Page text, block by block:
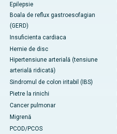
Epilepsie
Boala de reflux gastroesofagian
(GERD)
Insuficienta cardiaca
Hernie de disc
Hipertensiune arterială (tensiune
arterială ridicată)
Sindromul de colon iritabil (IBS)
Pietre la rinichi
Cancer pulmonar
Migrenă
PCOD/PCOS